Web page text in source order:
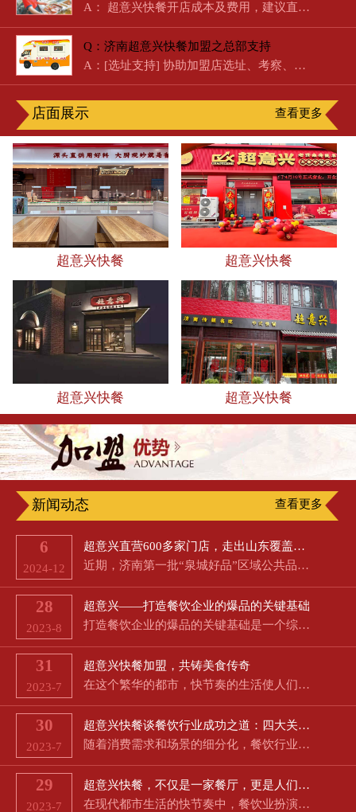
A： 超意兴快餐开店成本及费用，建议直接拨打电话咨询。 …
Q：济南超意兴快餐加盟之总部支持
A：[选址支持] 协助加盟店选址、考察、经营、定位。[培训支持]…
店面展示 查看更多
超意兴快餐 超意兴快餐
超意兴快餐 超意兴快餐
新闻动态 查看更多
6
2024-12
超意兴直营600多家门店，走出山东覆盖京津冀
近期，济南第一批“泉城好品”区域公共品牌公布，超意兴名列其中。8月16日，新黄河记者从市政府新闻办举行的…
28
2023-8
超意兴——打造餐饮企业的爆品的关键基础
打造餐饮企业的爆品的关键基础是一个综合性的任务，需要从多个方面考虑，以满足客户需求并在竞争激烈的市场中…
31
2023-7
超意兴快餐加盟，共铸美食传奇
在这个繁华的都市，快节奏的生活使人们对美食的渴望愈发强烈。超意兴快餐作为经典的中餐和特色餐饮相结合的品…
30
2023-7
超意兴快餐谈餐饮行业成功之道：四大关键因素助力餐厅生意蓬勃发展
随着消费需求和场景的细分化，餐饮行业成为了朝阳产业，但同时也伴随着高失败率和激烈的市场竞争。然而，对于…
29
2023-7
超意兴快餐，不仅是一家餐厅，更是人们快节奏生活中的一道美好风景线
在现代都市生活的快节奏中，餐饮业扮演着极为重要的角色。快捷、方便、多样和经济成为了消费者对餐饮的共同期…